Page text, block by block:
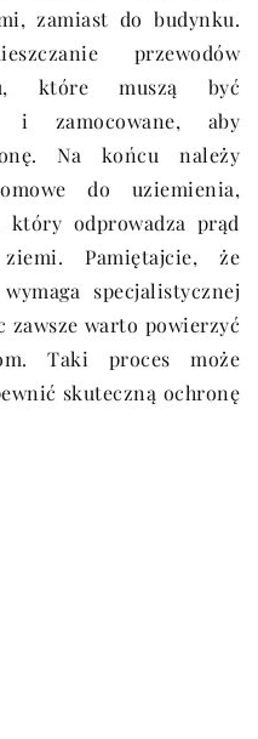
zamiast do budynku.
przewodów
które muszą być
i zamocowane, aby
Na końcu należy
do uziemienia,
który odprowadza prąd
Pamiętajcie, że
specjalistycznej
zawsze warto powierzyć
Taki proces może
skuteczną ochronę